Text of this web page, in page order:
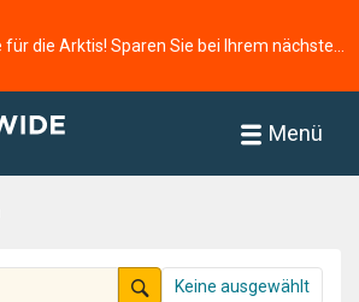
Menü
Keine ausgewählt